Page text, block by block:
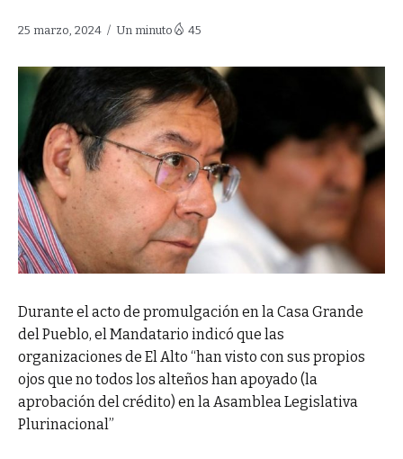
25 marzo, 2024 Un minuto 45
Durante el acto de promulgación en la Casa Grande
del Pueblo, el Mandatario indicó que las
organizaciones de El Alto “han visto con sus propios
ojos que no todos los alteños han apoyado (la
aprobación del crédito) en la Asamblea Legislativa
Plurinacional”